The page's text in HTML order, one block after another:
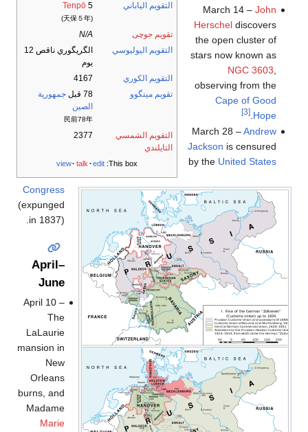
التقويم الياباني
Tenpō 5
(天保５年)
تقويم جوچى
N/A
التقويم اليوليوسي
الگريگوري ناقص 12
يوم
التقويم الكوري
4167
تقويم مينگوو
78 قبل
جمهورية
الصين
民前78年
التقويم الشمسي
التايلندي
2377
This box:
view talk edit
March 14 – John
Herscheldiscovers
the open cluster of
stars now known as
NGC 3603
observing from the
Cape of Good
Hope
.
[3]
March 28 –Andrew
Jackson is censured
by the United States
Congress
(expunged
in 1837).
April–
June
April 10 –
The
LaLaurie
mansion in
New
Orleans
burns, and
Madame
Marie